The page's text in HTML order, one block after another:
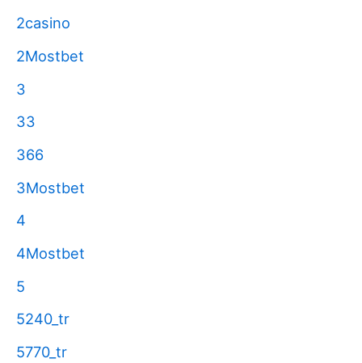
2casino
2Mostbet
3
33
366
3Mostbet
4
4Mostbet
5
5240_tr
5770_tr